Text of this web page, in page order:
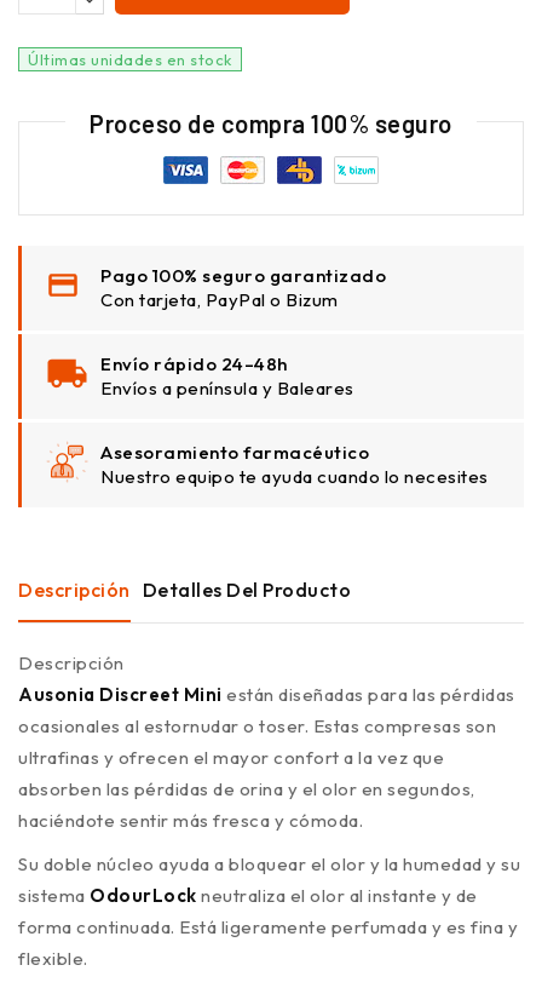
Últimas unidades en stock
Proceso de compra 100% seguro
Pago 100% seguro garantizado
Con tarjeta, PayPal o Bizum
Envío rápido 24–48h
Envíos a península y Baleares
Asesoramiento farmacéutico
Nuestro equipo te ayuda cuando lo necesites
Descripción Detalles Del Producto
Descripción
Ausonia Discreet Mini están diseñadas para las pérdidas
ocasionales al estornudar o toser. Estas compresas son
ultrafinas y ofrecen el mayor confort a la vez que
absorben las pérdidas de orina y el olor en segundos,
haciéndote sentir más fresca y cómoda.
Su doble núcleo ayuda a bloquear el olor y la humedad y su
sistema OdourLock neutraliza el olor al instante y de
forma continuada. Está ligeramente perfumada y es fina y
flexible.